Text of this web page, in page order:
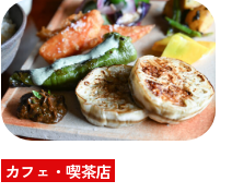
カフェ・喫茶店